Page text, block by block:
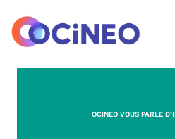
OCINEO VOUS PARLE